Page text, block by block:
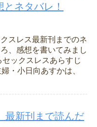
ネタバレ！
スレス最新刊までのネ
、感想を書いてみまし
ックスレスあらすじ
・小日向あすかは、
最新刊まで読んだ